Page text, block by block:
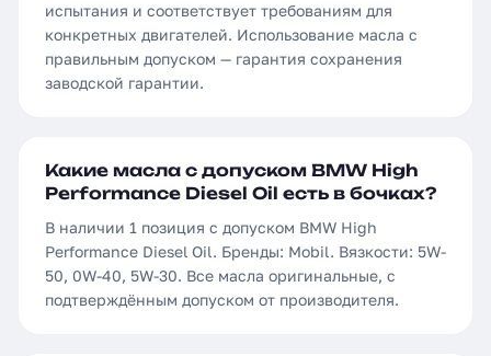
испытания и соответствует требованиям для
конкретных двигателей. Использование масла с
правильным допуском — гарантия сохранения
заводской гарантии.
Какие масла с допуском BMW High
Performance Diesel Oil есть в бочках?
В наличии 1 позиция с допуском BMW High
Performance Diesel Oil. Бренды: Mobil. Вязкости: 5W-
50, 0W-40, 5W-30. Все масла оригинальные, с
подтверждённым допуском от производителя.